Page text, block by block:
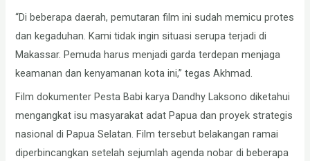
“Di beberapa daerah, pemutaran film ini sudah memicu protes
dan kegaduhan. Kami tidak ingin situasi serupa terjadi di
Makassar. Pemuda harus menjadi garda terdepan menjaga
keamanan dan kenyamanan kota ini,” tegas Akhmad.
Film dokumenter Pesta Babi karya Dandhy Laksono diketahui
mengangkat isu masyarakat adat Papua dan proyek strategis
nasional di Papua Selatan. Film tersebut belakangan ramai
diperbincangkan setelah sejumlah agenda nobar di beberapa